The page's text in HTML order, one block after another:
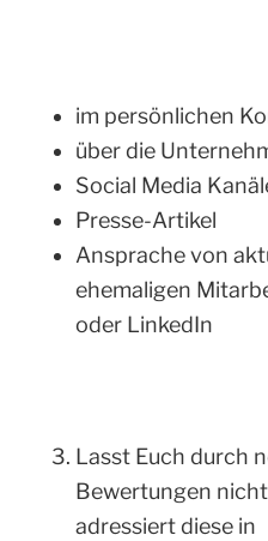
im persönlichen
über die
Social Media
Presse-Artikel
Ansprache von
ehemaligen
oder LinkedIn
Lasst Euch durch
Bewertungen
adressiert diese in